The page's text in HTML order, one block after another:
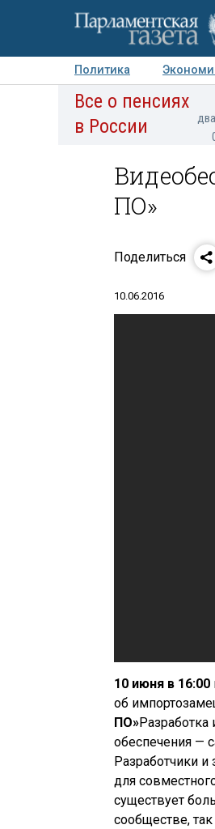
Политика
Авторы Персоны
Все о пенсиях
в России
ПО»
Поделиться
10.06.2016
10 июня в 16:00
об
ПО»
обеспечения —
Разработчики
для
существует
сообществе,